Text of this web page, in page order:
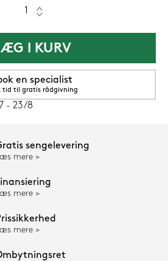
I KURV
en specialist
tid til gratis rådgivning
- 23/8
sengelevering
mere
mere
mere